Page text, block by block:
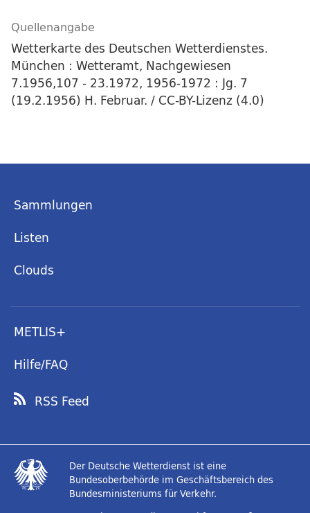
Quellenangabe
Wetterkarte des Deutschen Wetterdienstes.
München : Wetteramt, Nachgewiesen
7.1956,107 - 23.1972, 1956-1972 : Jg. 7
(19.2.1956) H. Februar. / CC-BY-Lizenz (4.0)
Sammlungen
Listen
Clouds
METLIS+
Hilfe/FAQ
RSS Feed
Der Deutsche Wetterdienst ist eine
Bundesoberbehörde im Geschäftsbereich des
Bundesministeriums für Verkehr.